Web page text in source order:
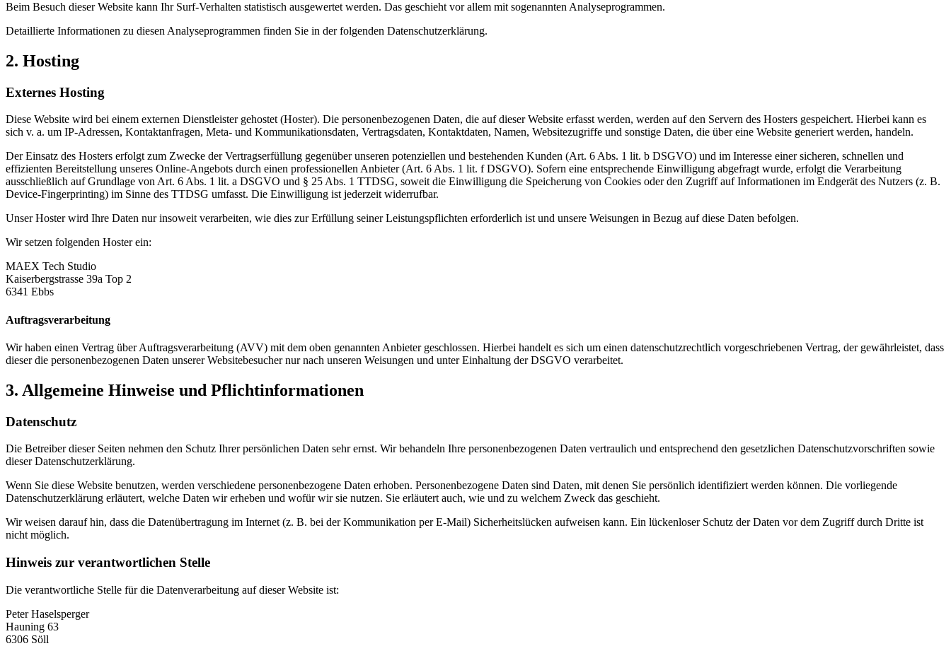
Beim Besuch dieser Website kann Ihr Surf-Verhalten statistisch ausgewertet werden. Das geschieht vor allem mit sogenannten Analyseprogrammen.
Detaillierte Informationen zu diesen Analyseprogrammen finden Sie in der folgenden Datenschutzerklärung.
2. Hosting
Externes Hosting
Diese Website wird bei einem externen Dienstleister gehostet (Hoster). Die personenbezogenen Daten, die auf dieser Website erfasst werden, werden auf den Servern des Hosters gespeichert. Hierbei kann es
sich v. a. um IP-Adressen, Kontaktanfragen, Meta- und Kommunikationsdaten, Vertragsdaten, Kontaktdaten, Namen, Websitezugriffe und sonstige Daten, die über eine Website generiert werden, handeln.
Der Einsatz des Hosters erfolgt zum Zwecke der Vertragserfüllung gegenüber unseren potenziellen und bestehenden Kunden (Art. 6 Abs. 1 lit. b DSGVO) und im Interesse einer sicheren, schnellen und
effizienten Bereitstellung unseres Online-Angebots durch einen professionellen Anbieter (Art. 6 Abs. 1 lit. f DSGVO). Sofern eine entsprechende Einwilligung abgefragt wurde, erfolgt die Verarbeitung
ausschließlich auf Grundlage von Art. 6 Abs. 1 lit. a DSGVO und § 25 Abs. 1 TTDSG, soweit die Einwilligung die Speicherung von Cookies oder den Zugriff auf Informationen im Endgerät des Nutzers (z. B.
Device-Fingerprinting) im Sinne des TTDSG umfasst. Die Einwilligung ist jederzeit widerrufbar.
Unser Hoster wird Ihre Daten nur insoweit verarbeiten, wie dies zur Erfüllung seiner Leistungspflichten erforderlich ist und unsere Weisungen in Bezug auf diese Daten befolgen.
Wir setzen folgenden Hoster ein:
MAEX Tech Studio
Kaiserbergstrasse 39a Top 2
6341 Ebbs
Auftragsverarbeitung
Wir haben einen Vertrag über Auftragsverarbeitung (AVV) mit dem oben genannten Anbieter geschlossen. Hierbei handelt es sich um einen datenschutzrechtlich vorgeschriebenen Vertrag, der gewährleistet, dass
dieser die personenbezogenen Daten unserer Websitebesucher nur nach unseren Weisungen und unter Einhaltung der DSGVO verarbeitet.
3. Allgemeine Hinweise und Pflicht­informationen
Datenschutz
Die Betreiber dieser Seiten nehmen den Schutz Ihrer persönlichen Daten sehr ernst. Wir behandeln Ihre personenbezogenen Daten vertraulich und entsprechend den gesetzlichen Datenschutzvorschriften sowie
dieser Datenschutzerklärung.
Wenn Sie diese Website benutzen, werden verschiedene personenbezogene Daten erhoben. Personenbezogene Daten sind Daten, mit denen Sie persönlich identifiziert werden können. Die vorliegende
Datenschutzerklärung erläutert, welche Daten wir erheben und wofür wir sie nutzen. Sie erläutert auch, wie und zu welchem Zweck das geschieht.
Wir weisen darauf hin, dass die Datenübertragung im Internet (z. B. bei der Kommunikation per E-Mail) Sicherheitslücken aufweisen kann. Ein lückenloser Schutz der Daten vor dem Zugriff durch Dritte ist
nicht möglich.
Hinweis zur verantwortlichen Stelle
Die verantwortliche Stelle für die Datenverarbeitung auf dieser Website ist:
Peter Haselsperger
Hauning 63
6306 Söll